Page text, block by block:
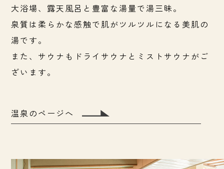
大浴場、露天風呂と豊富な湯量で湯三昧。
泉質は柔らかな感触で肌がツルツルになる美肌の
湯です。
また、サウナもドライサウナと ミストサウナがご
ざいます。
温泉のページへ